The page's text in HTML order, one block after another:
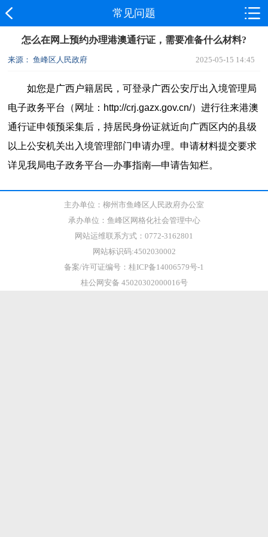
常见问题
怎么在网上预约办理港澳通行证，需要准备什么材料?
来源： 鱼峰区人民政府 2025-05-15 14:45
如您是广西户籍居民，可登录广西公安厅出入境管理局
电子政务平台（网址： http://crj.gazx.gov.cn/）进行往来港澳
通行证申领预采集后，持居民身份证就近向广西区内的县级
以上公安机关出入境管理部门申请办理。申请材料提交要求
详见我局电子政务平台—办事指南—申请告知栏。
主办单位：柳州市鱼峰区人民政府办公室
承办单位：鱼峰区网格化社会管理中心
网站运维联系方式：0772-3162801
网站标识码:4502030002
备案/许可证编号：桂ICP备14006579号-1
桂公网安备 45020302000016号